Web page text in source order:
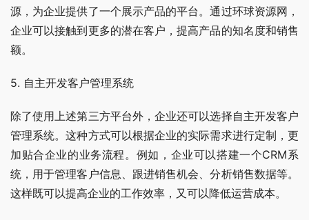
源，为企业提供了一个展示产品的平台。通过环球资源网，
企业可以接触到更多的潜在客户，提高产品的知名度和销售
额。
5. 自主开发客户管理系统
除了使用上述第三方平台外，企业还可以选择自主开发客户
管理系统。这种方式可以根据企业的实际需求进行定制，更
加贴合企业的业务流程。例如，企业可以搭建一个CRM系
统，用于管理客户信息、跟进销售机会、分析销售数据等。
这样既可以提高企业的工作效率，又可以降低运营成本。